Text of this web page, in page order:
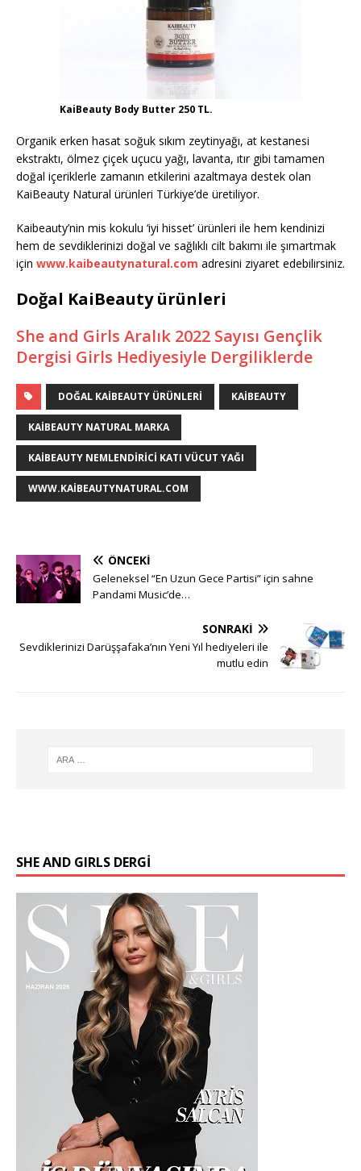
KaiBeauty Body Butter 250 TL.
Organik erken hasat soğuk sıkım zeytinyağı, at kestanesi
ekstraktı, ölmez çiçek uçucu yağı, lavanta, ıtır gibi tamamen
doğal içeriklerle zamanın etkilerini azaltmaya destek olan
KaiBeauty Natural ürünleri Türkiye’de üretiliyor.
Kaibeauty’nin mis kokulu ‘iyi hisset’ ürünleri ile hem kendinizi
hem de sevdiklerinizi doğal ve sağlıklı cilt bakımı ile şımartmak
için www.kaibeautynatural.com adresini ziyaret edebilirsiniz.
Doğal KaiBeauty ürünleri
She and Girls Aralık 2022 Sayısı Gençlik
Dergisi Girls Hediyesiyle Dergiliklerde
DOĞAL KAIBEAUTY ÜRÜNLERI KAIBEAUTY
KAIBEAUTY NATURAL MARKA
KAIBEAUTY NEMLENDIRICI KATI VÜCUT YAĞI
WWW.KAIBEAUTYNATURAL.COM
ÖNCEKI
Geleneksel “En Uzun Gece Partisi” için sahne
Pandami Music’de…
SONRAKI
Sevdiklerinizi Darüşşafaka’nın Yeni Yıl hediyeleri ile
mutlu edin
SHE AND GIRLS DERGİ